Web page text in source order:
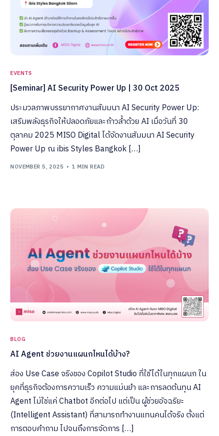
EVENTS
[Seminar] AI Security Power Up | 30 Oct 2025
ประมวลภาพบรรยากาศงานสัมมนา AI Security Power Up:
เสริมพลังธุรกิจให้ปลอดภัยและก้าวล้ำด้วย AI เมื่อวันที่ 30
ตุลาคม 2025 MISO Digital ได้จัดงานสัมมนา AI Security
Power Up ณ ibis Styles Bangkok […]
NOVEMBER 5, 2025 1 MIN READ
BLOG
AI Agent ช่วยงานแผนกไหนได้บ้าง?
ส่อง Use Case จริงของ Copilot Studio ที่ใช้ได้ในทุกแผนก ใน
ยุคที่ธุรกิจต้องการความเร็ว ความแม่นยำ และการลดต้นทุน AI
Agent ไม่ใช่แค่ Chatbot อีกต่อไป แต่เป็น ผู้ช่วยอัจฉริยะ
(Intelligent Assistant) ที่สามารถทำงานแทนคนได้จริง ตั้งแต่
การตอบคำถาม ไปจนถึงการจัดการ […]